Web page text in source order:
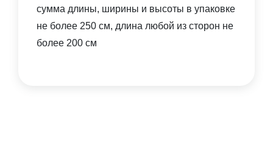
сумма длины, ширины и высоты в упаковке
не более 250 см, длина любой из сторон не
более 200 см